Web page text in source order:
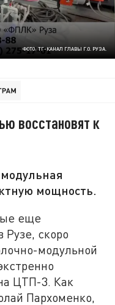
ФОТО: ТГ-КАНАЛ ГЛАВЫ Г.О. РУЗА.
восстановят к
мощность.
еще
Рузе, скоро
модульной
ЦТП-3. Как
Пархоменко,